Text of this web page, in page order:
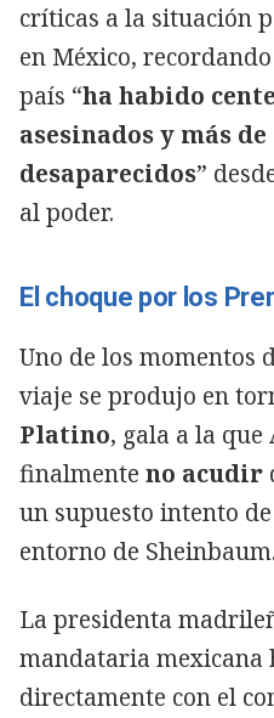
críticas a la situación
en México,
país “ha habido
asesinados y más de
desaparecidos”
al poder.
El choque por los
Uno de los momentos
viaje se produjo en
Platino, gala a la que
finalmente no acudir
un supuesto intento
entorno de Sheinbaum.
La presidenta
mandataria mexicana
directamente con el